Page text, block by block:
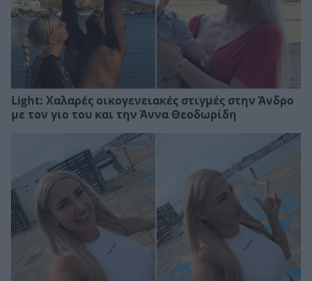
Light: Χαλαρές οικογενειακές στιγμές στην Άνδρο
με τον γιο του και την Άννα Θεοδωρίδη